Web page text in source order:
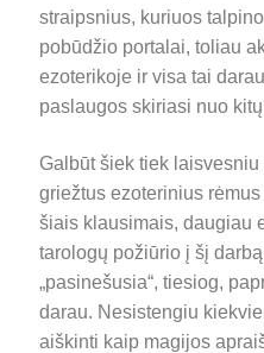
straipsnius, kuriuos
pobūdžio portalai, toliau
ezoterikoje ir visa tai
paslaugos skiriasi nuo
Galbūt šiek tiek
griežtus ezoterinius
šiais klausimais, daugiau
tarologų požiūrio į šį
„pasinešusia“, tiesiog,
darau. Nesistengiu
aiškinti kaip magijos